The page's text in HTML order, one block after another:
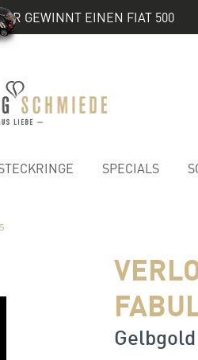
GEWINNT EINEN FIAT 500
SPECIALS